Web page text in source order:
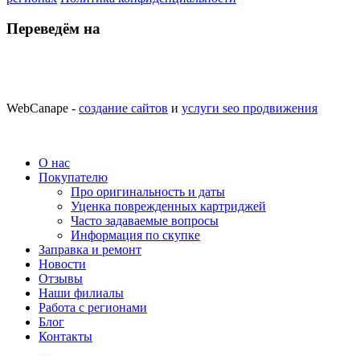
Переведём на
WebCanape - создание сайтов и услуги seo продвижения
О нас
Покупателю
Про оригинальность и даты
Уценка поврежденных картриджей
Часто задаваемые вопросы
Информация по скупке
Заправка и ремонт
Новости
Отзывы
Наши филиалы
Работа с регионами
Блог
Контакты